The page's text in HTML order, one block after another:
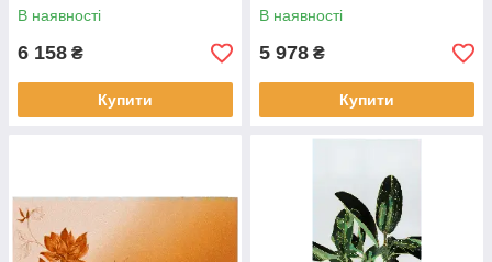
В наявності
6 158 ₴
Купити
В наявності
5 978 ₴
Купити